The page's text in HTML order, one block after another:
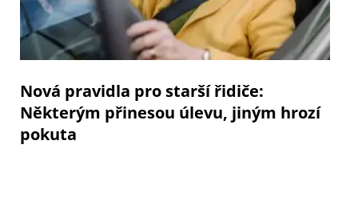
Nová pravidla pro starší řidiče:
Některým přinesou úlevu, jiným hrozí
pokuta